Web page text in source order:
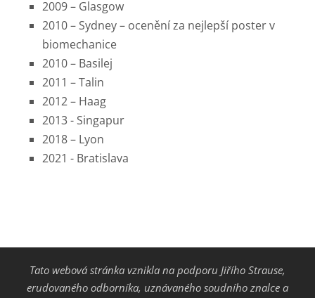
2009 – Glasgow
2010 – Sydney – ocenění za nejlepší poster v
biomechanice
2010 – Basilej
2011 – Talin
2012 – Haag
2013 - Singapur
2018 – Lyon
2021 - Bratislava
Tato webová stránka vznikla na podporu Jiřího Strause,
erudovaného odborníka, uznávaného soudního znalce a